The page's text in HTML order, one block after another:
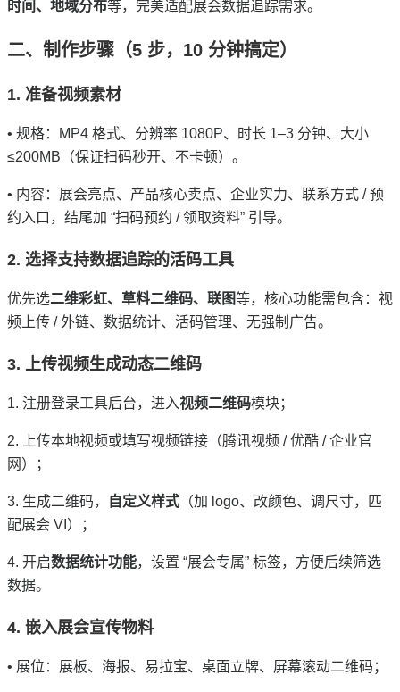
时间、地域分布等，完美适配展会数据追踪需求。
二、制作步骤（5 步， 10 分钟搞定）
1. 准备视频素材
• 规格： MP4 格式、分辨率 1080P、时长 1–3 分钟、大小
≤200MB （保证扫码秒开、不卡顿）。
• 内容：展会亮点、产品核心卖点、企业实力、联系方式 /预
约入口，结尾加 “扫码预约 /领取资料” 引导。
2. 选择支持数据追踪的活码工具
优先选二维彩虹、草料二维码、联图等，核心功能需包含：视
频上传 /外链、数据统计、活码管理、无强制广告。
3. 上传视频生成动态二维码
1. 注册登录工具后台，进入视频二维码模块；
2. 上传本地视频或填写视频链接（腾讯视频 /优酷 /企业官
网）；
3. 生成二维码， 自定义样式 （加 logo、改颜色、调尺寸，匹
配展会 VI ）；
4. 开启数据统计功能，设置 “展会专属” 标签，方便后续筛选
数据。
4. 嵌入展会宣传物料
• 展位：展板、海报、易拉宝、桌面立牌、屏幕滚动二维码；